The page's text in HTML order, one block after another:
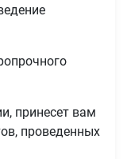
принесет вам
проведенных